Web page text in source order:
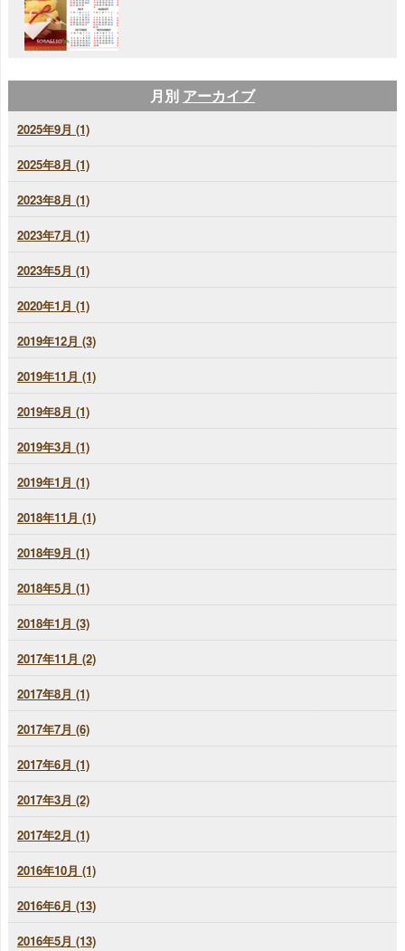
月別 アーカイブ
2025年9月 (1)
2025年8月 (1)
2023年8月 (1)
2023年7月 (1)
2023年5月 (1)
2020年1月 (1)
2019年12月 (3)
2019年11月 (1)
2019年8月 (1)
2019年3月 (1)
2019年1月 (1)
2018年11月 (1)
2018年9月 (1)
2018年5月 (1)
2018年1月 (3)
2017年11月 (2)
2017年8月 (1)
2017年7月 (6)
2017年6月 (1)
2017年3月 (2)
2017年2月 (1)
2016年10月 (1)
2016年6月 (13)
2016年5月 (13)